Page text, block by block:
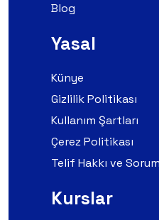
Blog
Yasal
Künye
Gizlilik Politikası
Kullanım Şartları
Çerez Politikası
Telif Hakkı ve
Kurslar